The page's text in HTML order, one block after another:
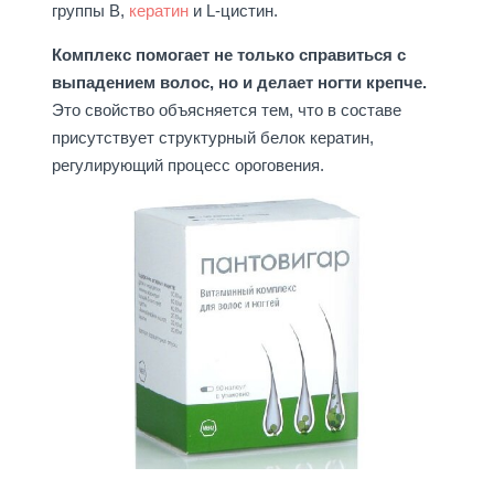
группы B, кератини L-цистин.
Комплекс помогает не только справиться с
выпадением волос, но и делает ногти крепче.
Это свойство объясняется тем, что в составе
присутствует структурный белок кератин,
регулирующий процесс ороговения.